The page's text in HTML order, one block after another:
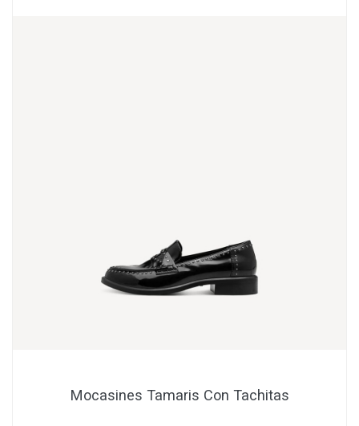
Mocasines Tamaris Con Tachitas